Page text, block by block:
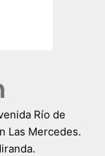
Río de
Las Mercedes.